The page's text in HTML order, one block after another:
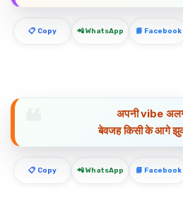
📋 Copy 📲 WhatsApp 📘 Facebook
अपनी vibe
बेवजह किसी के आगे
📋 Copy 📲 WhatsApp 📘 Facebook